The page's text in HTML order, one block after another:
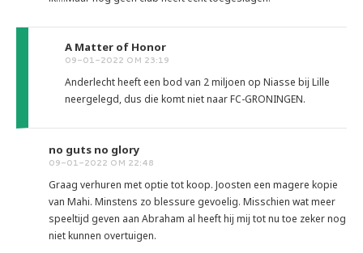
A Matter of Honor
09-01-2022 OM 23:19
Anderlecht heeft een bod van 2 miljoen op Niasse bij Lille
neergelegd, dus die komt niet naar FC-GRONINGEN.
no guts no glory
09-01-2022 OM 22:48
Graag verhuren met optie tot koop. Joosten een magere kopie
van Mahi. Minstens zo blessure gevoelig. Misschien wat meer
speeltijd geven aan Abraham al heeft hij mij tot nu toe zeker nog
niet kunnen overtuigen.